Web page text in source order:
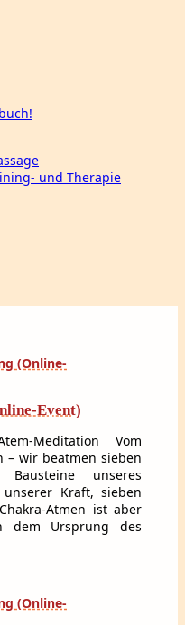
und Therapie
Event)
Meditation Vom
– wir beatmen sieben
unseres
Kraft, sieben
Atmen ist aber
dem Ursprung des